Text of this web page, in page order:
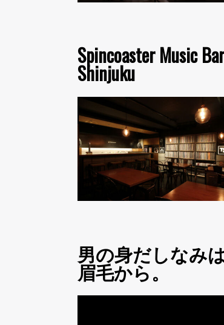
Spincoaster Music Bar
Shinjuku
男の身だしなみ
眉毛から。